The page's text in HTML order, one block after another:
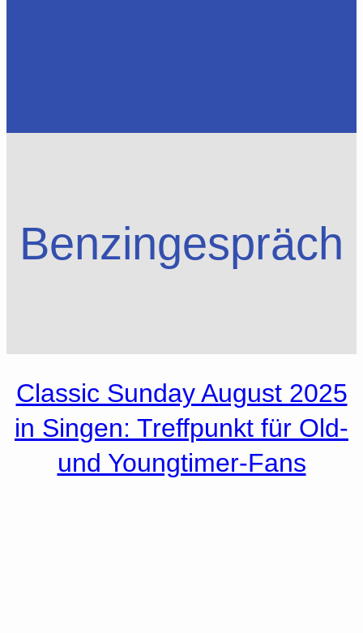
Benzingespräch
Classic Sunday August 2025
in Singen: Treffpunkt für Old-
und Youngtimer-Fans